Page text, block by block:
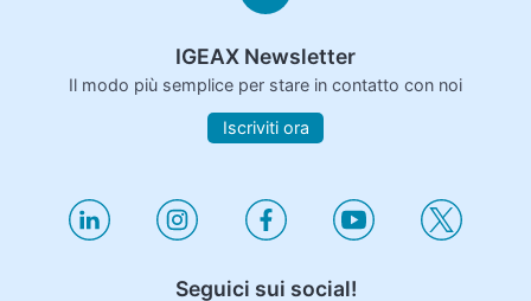
IGEAX Newsletter
Il modo più semplice per stare in contatto con noi
Iscriviti ora
Seguici sui social!